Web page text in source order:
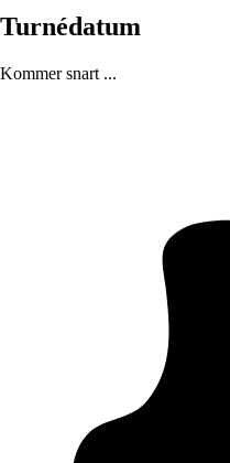
Turnédatum
Kommer snart ...